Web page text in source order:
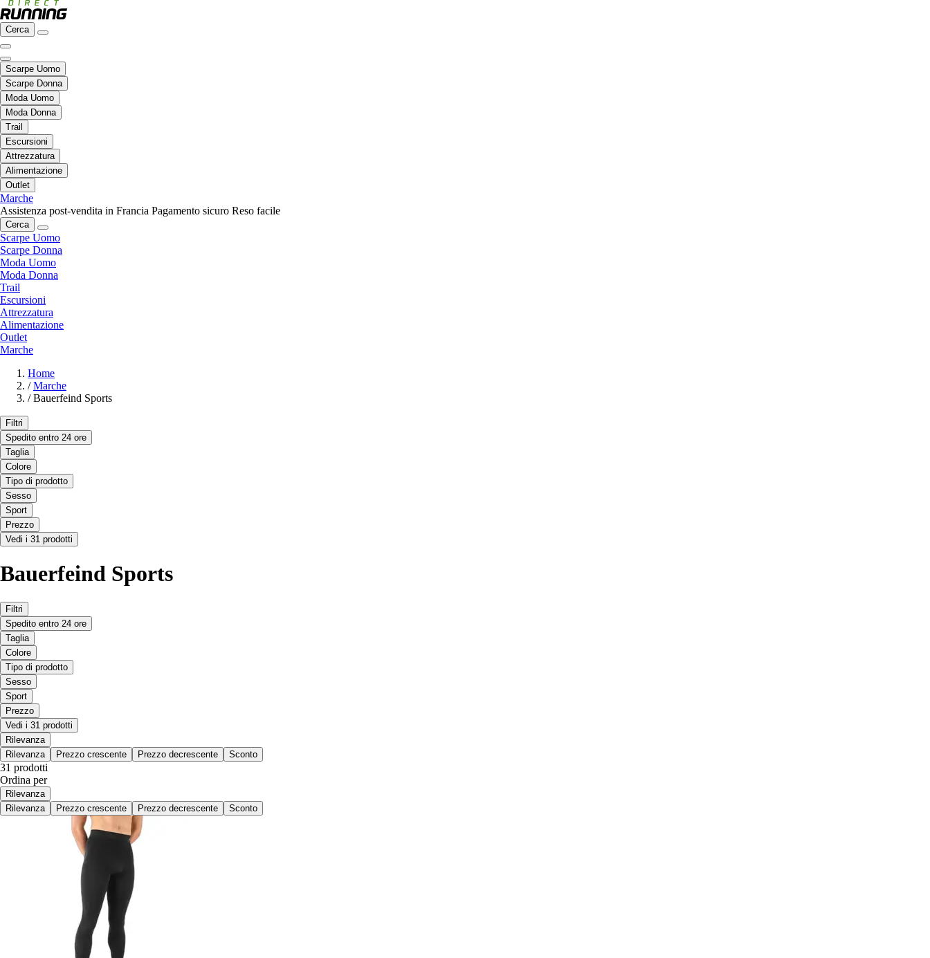
Cerca
Scarpe Uomo
Scarpe Donna
Moda Uomo
Moda Donna
Trail
Escursioni
Attrezzatura
Alimentazione
Outlet
Marche
Assistenza post-vendita in Francia Pagamento sicuro Reso facile
Cerca
Scarpe Uomo
Scarpe Donna
Moda Uomo
Moda Donna
Trail
Escursioni
Attrezzatura
Alimentazione
Outlet
Marche
Home
/ Marche
/ Bauerfeind Sports
Filtri
Spedito entro 24 ore
Taglia
Colore
Tipo di prodotto
Sesso
Sport
Prezzo
Vedi i 31 prodotti
Bauerfeind Sports
Filtri
Spedito entro 24 ore
Taglia
Colore
Tipo di prodotto
Sesso
Sport
Prezzo
Vedi i 31 prodotti
Rilevanza
Rilevanza
Prezzo crescente Prezzo decrescente Sconto
31 prodotti
Ordina per
Rilevanza
Rilevanza
Prezzo crescente Prezzo decrescente Sconto